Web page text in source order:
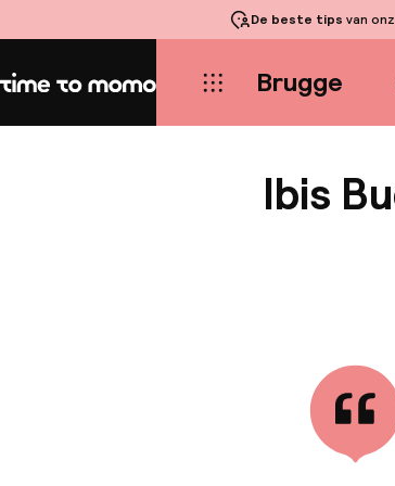
De beste tips van
Home Brugge
Ibis